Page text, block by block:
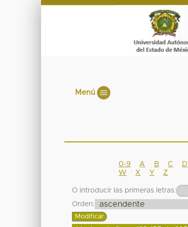
Menú
0-9 A B C D
W
X Y Z
O introducir las primeras letras:
Orden: